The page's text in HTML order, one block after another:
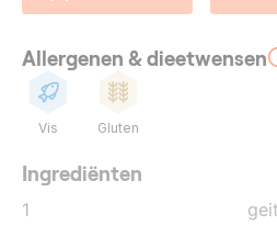
Allergenen & dieetwensen
Vis Gluten
Ingrediënten
1